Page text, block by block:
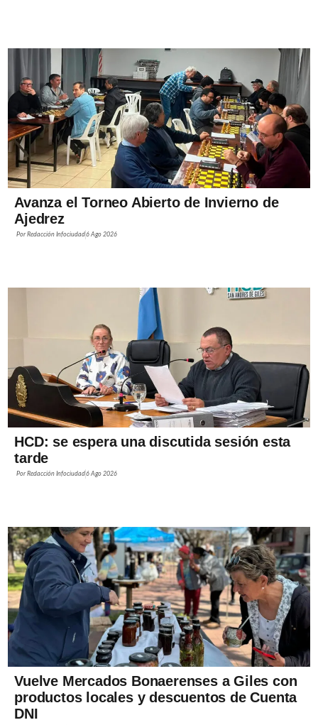
Avanza el Torneo Abierto de Invierno de
Ajedrez
PorRedacción Infociudad6 Ago 2026
HCD: se espera una discutida sesión esta
tarde
PorRedacción Infociudad6 Ago 2026
Vuelve Mercados Bonaerenses a Giles con
productos locales y descuentos de Cuenta
DNI